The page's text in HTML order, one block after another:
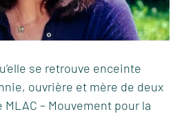
se retrouve enceinte
ouvrière et mère de deux
– Mouvement pour la